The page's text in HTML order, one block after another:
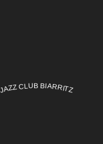
JAZZ CLUB BIARRITZ